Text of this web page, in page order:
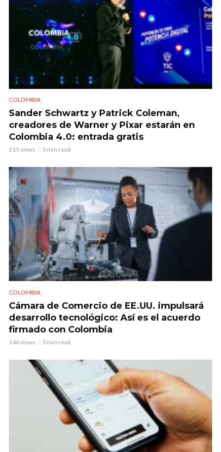
COLOMBIA
Sander Schwartz y Patrick Coleman,
creadores de Warner y Pixar estarán en
Colombia 4.0: entrada gratis
215 views 3 min read
COLOMBIA
Cámara de Comercio de EE.UU. impulsará
desarrollo tecnológico: Así es el acuerdo
firmado con Colombia
146 views 3 min read